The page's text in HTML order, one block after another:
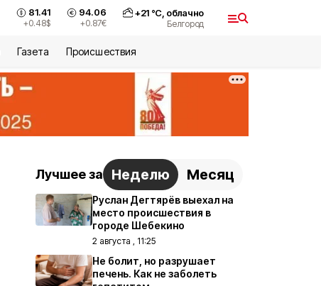
81.41
+0.48$
94.06
+0.87€
+21°С, облачно
Белгород
Газета Происшествия
Лучшее за Неделю Месяц
Руслан Дегтярёв выехал на
место происшествия в
городе Шебекино
2 августа , 11:25
Не болит, но разрушает
печень. Как не заболеть